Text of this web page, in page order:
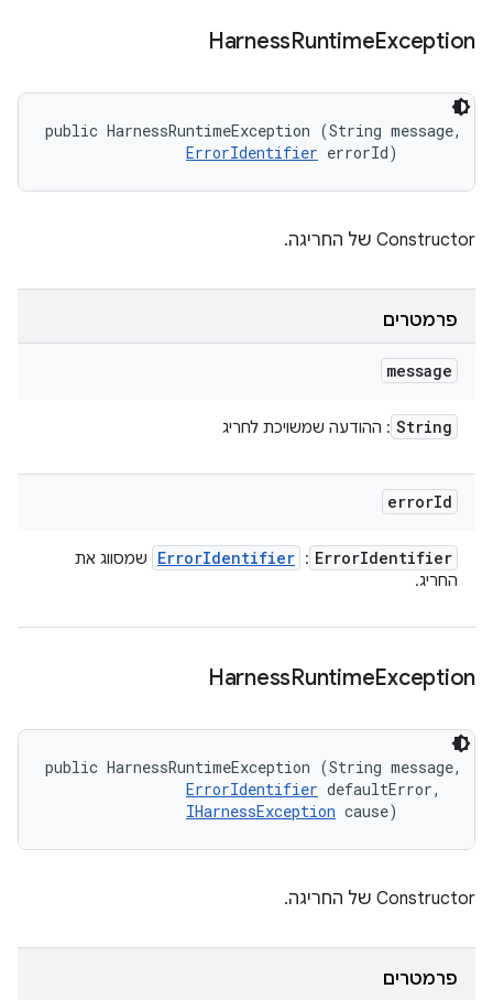
HarnessRuntimeException
public HarnessRuntimeException (String message,
ErrorIdentifier errorId)
Constructor של החריגה.
פרמטרים
message
String : ההודעה שמשויכת לחריג
errorId
ErrorIdentifier
:
ErrorIdentifier
שמסווג את
החריג.
HarnessRuntimeException
public HarnessRuntimeException (String message,
ErrorIdentifier defaultError,
IHarnessException cause)
Constructor של החריגה.
פרמטרים